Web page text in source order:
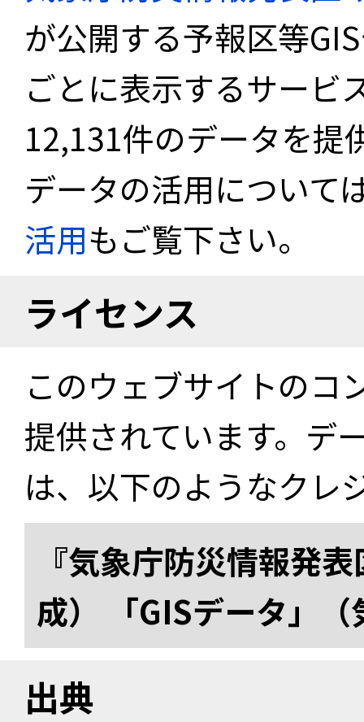
が公開する予報区等
ごとに表示するサービ
12,131件のデータを提
データの活用について
活用もご覧下さい。
ライセンス
このウェブサイトのコ
提供されています。デ
は、以下のようなクレ
『気象庁防災情報発
成） 「GISデータ」
出典